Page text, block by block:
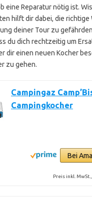
eine Reparatur nötig ist.
hilft dir dabei, die
deiner Tour zu
du dich rechtzeitig um
dir einen neuen Kocher
zu gehen.
Campingaz
Campingkocher
Bei
Preis inkl.